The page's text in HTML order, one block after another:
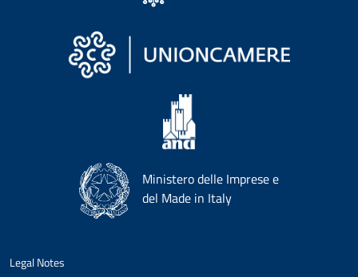
Ministero delle Imprese e
del Made in Italy
Legal Notes